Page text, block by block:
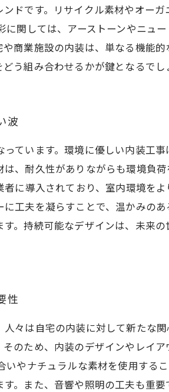
ドです。リサイクル素材やオー
関しては、アーストーンやニュ
商業施設の内装は、単なる機能
う組み合わせるかが鍵となるでし
波
ています。環境に優しい内装工
、耐久性がありながらも環境負
に導入されており、室内環境を
工夫を凝らすことで、温かみの
。持続可能なデザインは、未来
性
々は自宅の内装に対して新たな
のため、内装のデザインやレイ
やナチュラルな素材を使用する
。また、音響や照明の工夫も重